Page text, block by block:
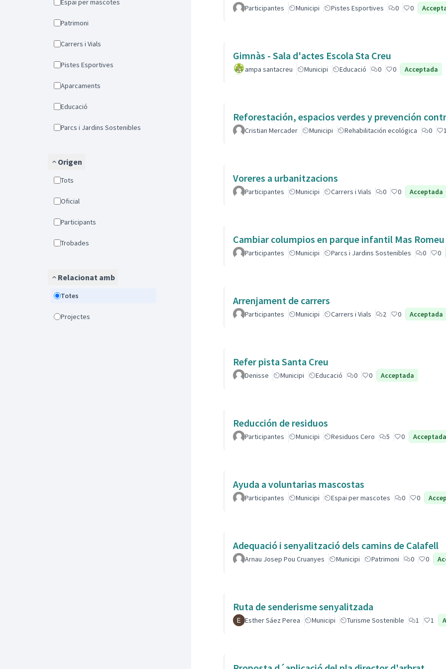
Espai per mascotes
Patrimoni
Carrers i Vials
Pistes Esportives
Aparcaments
Educació
Parcs i Jardins Sostenibles
Origen
Tots
Oficial
Participants
Trobades
Relacionat amb
Totes
Projectes
Participantes Municipi Pistes Esportives 0 0
Gimnàs - Sala d'actes Escola Sta Creu
ampa santacreu Municipi Educació 0 0 Acceptada
Reforestación, espacios verdes y prevención
Cristian Mercader Municipi Rehabilitación ecológica 0
Voreres a urbanitzacions
Participantes Municipi Carrers i Vials 0 0 Acceptada
Cambiar columpios en parque infantil Mas Romeu
Participantes Municipi Parcs i Jardins Sostenibles 0 0
Arrenjament de carrers
Participantes Municipi Carrers i Vials 2 0 Acceptada
Refer pista Santa Creu
Denisse Municipi Educació 0 0 Acceptada
Reducción de residuos
Participantes Municipi Residuos Cero 5 0 Acceptada
Ayuda a voluntarias mascostas
Participantes Municipi Espai per mascotes 0 0
Adequació i senyalització dels camins de Calafell
Arnau Josep Pou Cruanyes Municipi Patrimoni 0 0
Ruta de senderisme senyalitzada
Esther Sáez Perea Municipi Turisme Sostenible 1 1